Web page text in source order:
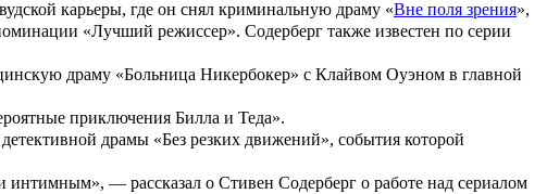
карьеры, где он снял криминальную драму «Вне поля зрения»,
«Лучший режиссер». Содерберг также известен по серии
драму «Больница Никербокер» с Клайвом Оуэном в главной
приключения Билла и Теда».
драмы «Без резких движений», события которой
— рассказал о Стивен Содерберг о работе над сериалом